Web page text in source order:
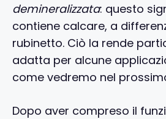
demineralizzata: questo
contiene calcare, a
rubinetto. Ciò la rende
adatta per alcune
come vedremo nel
Dopo aver compreso il